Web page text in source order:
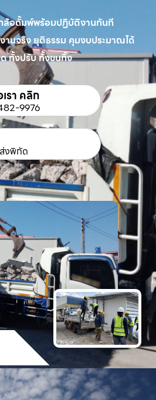
ล้อดั้มพ์พร้อมปฏิบัติงานทันที
านจริง ยุติธรรม คุมงบประมาณได้
ทั้งปรับ ทั้งขนทิ้ง
รา คลิก
9976
งพิกัด